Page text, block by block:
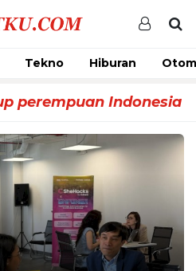
Tekno Hiburan
perempuan Indonesia